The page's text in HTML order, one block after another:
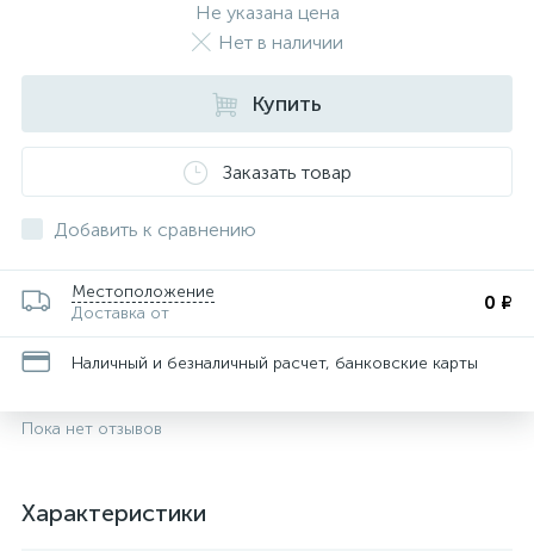
Не указана цена
Нет в наличии
Купить
Заказать товар
Добавить к сравнению
Местоположение
Доставка от
0 ₽
Наличный и безналичный расчет, банковские карты
Пока нет отзывов
Характеристики